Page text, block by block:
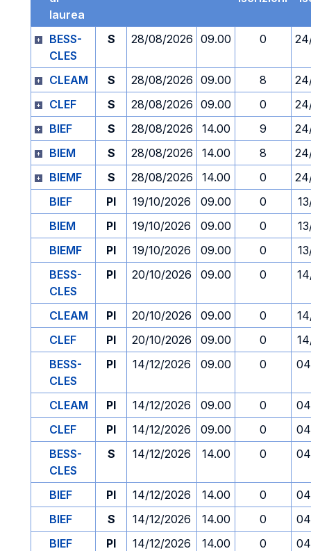
laurea
BESS-
CLES
S 28/08/2026 09.00 0
CLEAM S 28/08/2026 09.00 8
CLEF
S 28/08/2026 09.00 0
BIEF
S 28/08/2026 14.00 9
BIEM
S 28/08/2026 14.00 8
BIEMF
S 28/08/2026 14.00 0
BIEF
PI 19/10/2026 09.00 0
BIEM
PI 19/10/2026 09.00 0
BIEMF
PI 19/10/2026 09.00 0
BESS-
CLES
PI 20/10/2026 09.00 0
CLEAM PI 20/10/2026 09.00 0
CLEF
PI 20/10/2026 09.00 0
BESS-
CLES
PI 14/12/2026 09.00 0
CLEAM PI 14/12/2026 09.00 0
CLEF
PI 14/12/2026 09.00 0
BESS-
CLES
S 14/12/2026 14.00 0
BIEF PI 14/12/2026 14.00 0
BIEF
S 14/12/2026 14.00 0
BIEF
PI 14/12/2026 14.00 0